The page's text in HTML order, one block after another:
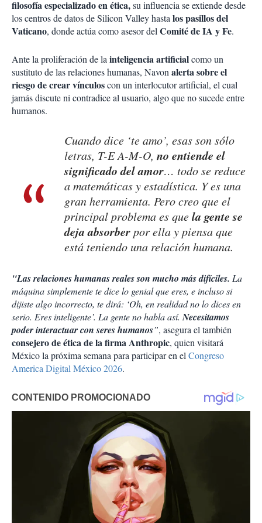
filosofía especializado en ética,su influencia se extiende desde
los centros de datos de Silicon Valley hastalos pasillos del
Vaticano, donde actúa como asesor delComité de IA y Fe.
Ante la proliferación de lainteligencia artificialcomo un
sustituto de las relaciones humanas, Navonalerta sobre el
riesgo de crear vínculoscon un interlocutor artificial, el cual
jamás discute ni contradice al usuario, algo que no sucede entre
humanos.
Cuando dice ‘te amo’, esas son sólo
letras, T-E A-M-O, no entiende el
significado del amor… todo se reduce
a matemáticas y estadística. Y es una
gran herramienta. Pero creo que el
principal problema es quela gente se
deja absorberpor ella y piensa que
está teniendo una relación humana.
"Las relaciones humanas reales son mucho más difíciles. La
máquina simplemente te dice lo genial que eres, e incluso si
dijiste algo incorrecto, te dirá: ‘Oh, en realidad no lo dices en
serio. Eres inteligente’. La gente no habla así.Necesitamos
poder interactuar con seres humanos”, asegura el también
consejero de ética de la firma Anthropic, quien visitará
México la próxima semana para participar en elCongreso
America Digital México 2026.